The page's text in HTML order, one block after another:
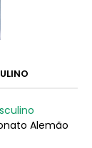
Alemão